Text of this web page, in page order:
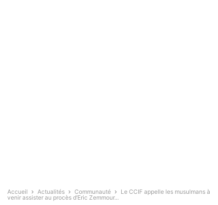
Accueil Actualités Communauté
Le CCIF appelle les musulmans à
venir assister au procès d’Eric Zemmour...